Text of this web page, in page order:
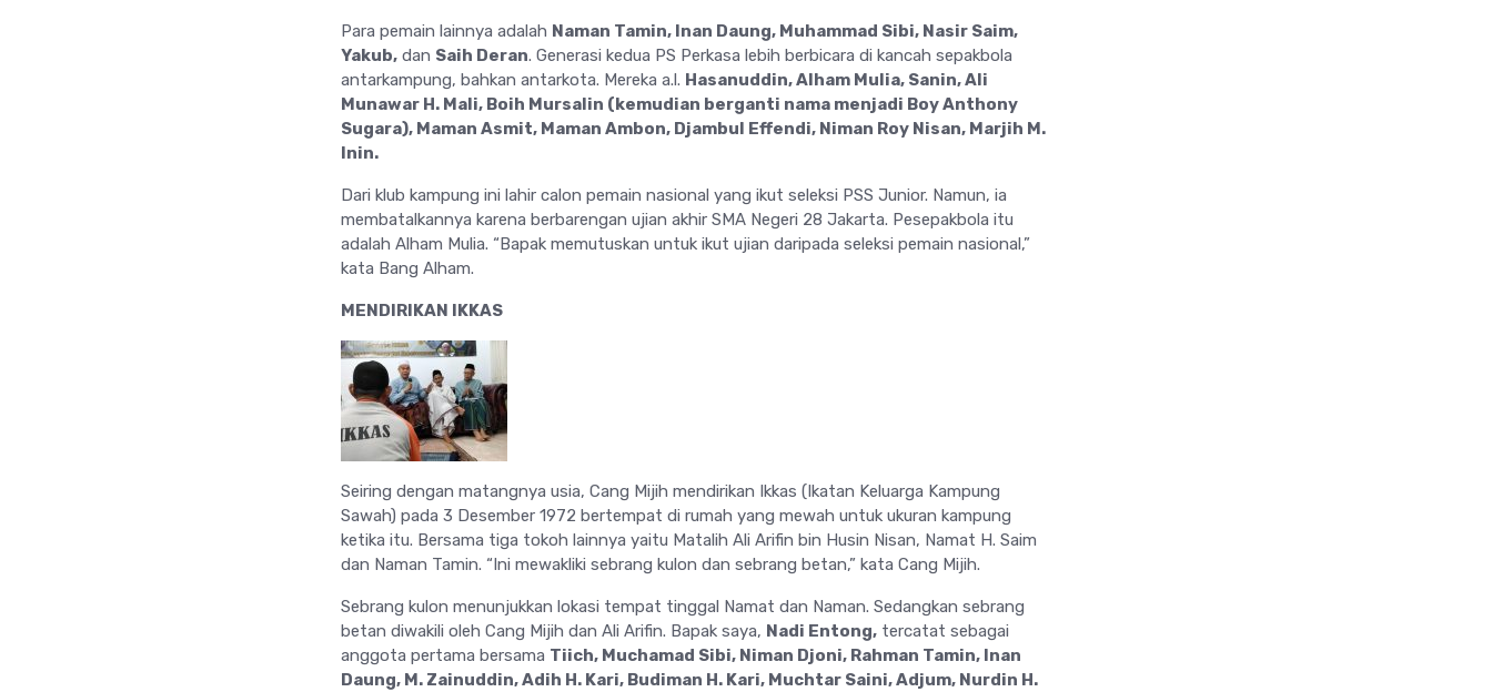
Para pemain lainnya adalah Naman Tamin, Inan Daung, Muhammad Sibi, Nasir Saim,
Yakub, dan Saih Deran. Generasi kedua PS Perkasa lebih berbicara di kancah sepakbola
antarkampung, bahkan antarkota. Mereka a.l. Hasanuddin, Alham Mulia, Sanin, Ali
Munawar H. Mali, Boih Mursalin (kemudian berganti nama menjadi Boy Anthony
Sugara), Maman Asmit, Maman Ambon, Djambul Effendi, Niman Roy Nisan, Marjih M.
Inin.
Dari klub kampung ini lahir calon pemain nasional yang ikut seleksi PSS Junior. Namun, ia
membatalkannya karena berbarengan ujian akhir SMA Negeri 28 Jakarta. Pesepakbola itu
adalah Alham Mulia. “Bapak memutuskan untuk ikut ujian daripada seleksi pemain nasional,”
kata Bang Alham.
MENDIRIKAN IKKAS
Seiring dengan matangnya usia, Cang Mijih mendirikan Ikkas (Ikatan Keluarga Kampung
Sawah) pada 3 Desember 1972 bertempat di rumah yang mewah untuk ukuran kampung
ketika itu. Bersama tiga tokoh lainnya yaitu Matalih Ali Arifin bin Husin Nisan, Namat H. Saim
dan Naman Tamin. “Ini mewakliki sebrang kulon dan sebrang betan,” kata Cang Mijih.
Sebrang kulon menunjukkan lokasi tempat tinggal Namat dan Naman. Sedangkan sebrang
betan diwakili oleh Cang Mijih dan Ali Arifin. Bapak saya, Nadi Entong, tercatat sebagai
anggota pertama bersama Tiich, Muchamad Sibi, Niman Djoni, Rahman Tamin, Inan
Daung, M. Zainuddin, Adih H. Kari, Budiman H. Kari, Muchtar Saini, Adjum, Nurdin H.